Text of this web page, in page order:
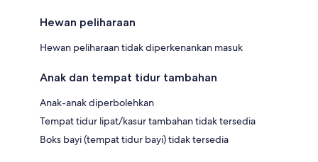
Hewan peliharaan
Hewan peliharaan tidak diperkenankan masuk
Anak dan tempat tidur tambahan
Anak-anak diperbolehkan
Tempat tidur lipat/kasur tambahan tidak tersedia
Boks bayi (tempat tidur bayi) tidak tersedia